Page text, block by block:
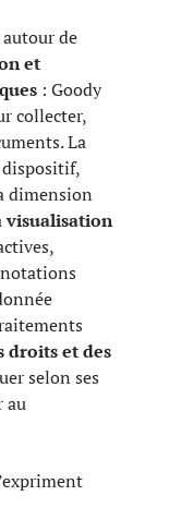
de
et
: Goody
collecter,
La
dimension
visualisation
droits et des
selon ses
au